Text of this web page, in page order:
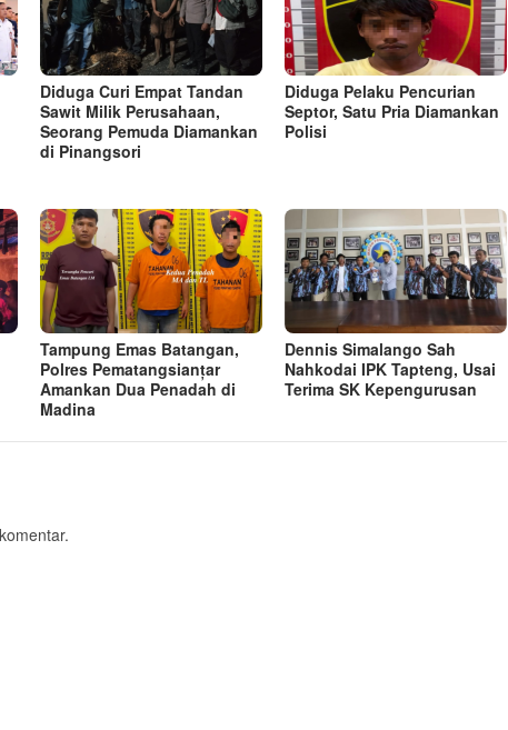
Diduga Curi Empat Tandan
Sawit Milik Perusahaan,
Seorang Pemuda Diamankan
di Pinangsori
Diduga Pelaku Pencurian
Septor, Satu Pria Diamankan
Polisi
Tampung Emas Batangan,
Polres Pematangsianțar
Amankan Dua Penadah di
Madina
Dennis Simalango Sah
Nahkodai IPK Tapteng, Usai
Terima SK Kepengurusan